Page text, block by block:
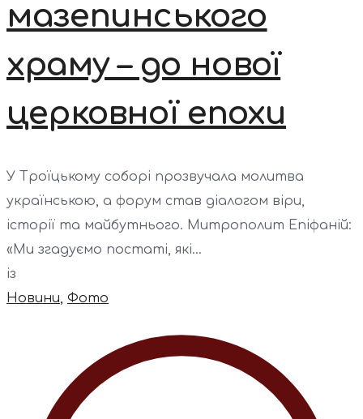
мазепинського
храму – до нової
церковної епохи
У Троїцькому соборі прозвучала молитва
українською, а форум став діалогом віри,
історії та майбутнього. Митрополит Епіфаній:
«Ми згадуємо постаті, які...
із
Новини, Фото